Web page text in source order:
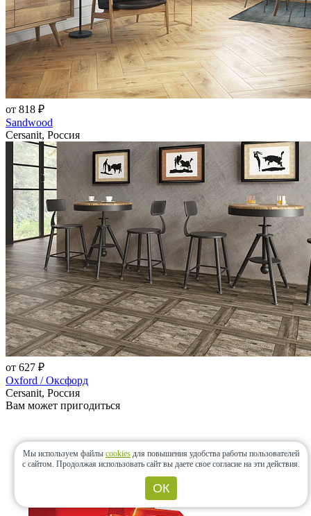
от 818 ₽
Sandwood
Cersanit, Россия
от 627 ₽
Oxford / Оксфорд
Cersanit, Россия
Вам может пригодиться
Мы используем файлы cookies для повышения удобства работы пользователей
с сайтом. Продолжая использовать сайт вы даете свое согласие на эти действия.
ОК